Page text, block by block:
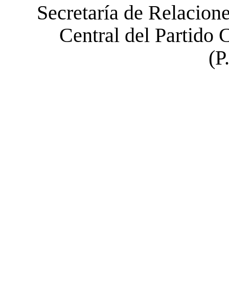
Secretaría de
Central del Partido